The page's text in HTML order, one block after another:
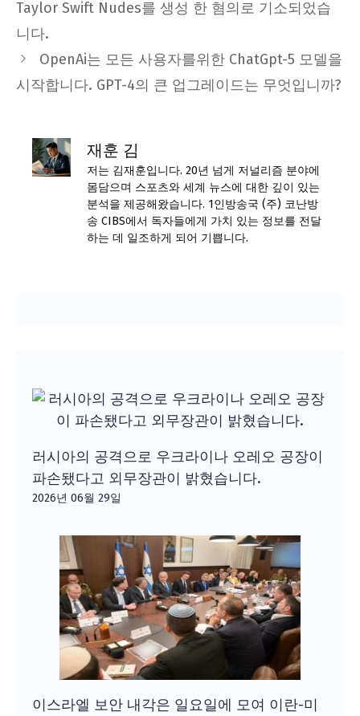
Taylor Swift Nudes를 생성 한 혐의로 기소되었습
니다.
OpenAi는 모든 사용자를위한 ChatGpt-5 모델을
시작합니다. GPT-4의 큰 업그레이드는 무엇입니까?
재훈 김
저는 김재훈입니다. 20년 넘게 저널리즘 분야에
몸담으며 스포츠와 세계 뉴스에 대한 깊이 있는
분석을 제공해왔습니다. 1인방송국 (주) 코난방
송 CIBS에서 독자들에게 가치 있는 정보를 전달
하는 데 일조하게 되어 기쁩니다.
러시아의 공격으로 우크라이나 오레오 공장이
파손됐다고 외무장관이 밝혔습니다.
2026년 06월 29일
이스라엘 보안 내각은 일요일에 모여 이란-미